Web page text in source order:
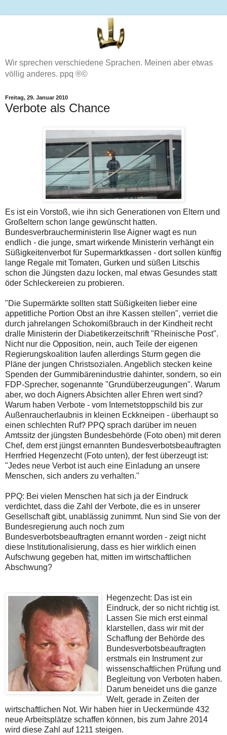
Wir sprechen verschiedene Sprachen. Meinen aber etwas
völlig anderes. ppq ®©
Freitag, 29. Januar 2010
Verbote als Chance
Es ist ein Vorstoß, wie ihn sich Generationen von Eltern und
Großeltern schon lange gewünscht hatten.
Bundesverbraucherministerin Ilse Aigner wagt es nun
endlich - die junge, smart wirkende Ministerin verhängt ein
Süßigkeitenverbot für Supermarktkassen - dort sollen künftig
lange Regale mit Tomaten, Gurken und süßen Litschis
schon die Jüngsten dazu locken, mal etwas Gesundes statt
öder Schleckereien zu probieren.
"Die Supermärkte sollten statt Süßigkeiten lieber eine
appetitliche Portion Obst an ihre Kassen stellen", verriet die
durch jahrelangen Schokomißbrauch in der Kindheit recht
dralle Ministerin der Diabetikerzeitschrift "Rheinische Post".
Nicht nur die Opposition, nein, auch Teile der eigenen
Regierungskoalition laufen allerdings Sturm gegen die
Pläne der jungen Christsozialen. Angeblich stecken keine
Spenden der Gummibärenindustrie dahinter, sondern, so ein
FDP-Sprecher, sogenannte "Grundüberzeugungen". Warum
aber, wo doch Aigners Absichten aller Ehren wert sind?
Warum haben Verbote - vom Internetstoppschild bis zur
Außenraucherlaubnis in kleinen Eckkneipen - überhaupt so
einen schlechten Ruf? PPQ sprach darüber im neuen
Amtssitz der jüngsten Bundesbehörde (Foto oben) mit deren
Chef, dem erst jüngst ernannten Bundesverbotsbeauftragten
Herrfried Hegenzecht (Foto unten), der fest überzeugt ist:
"Jedes neue Verbot ist auch eine Einladung an unsere
Menschen, sich anders zu verhalten."
PPQ: Bei vielen Menschen hat sich ja der Eindruck
verdichtet, dass die Zahl der Verbote, die es in unserer
Gesellschaft gibt, unablässig zunimmt. Nun sind Sie von der
Bundesregierung auch noch zum
Bundesverbotsbeauftragten ernannt worden - zeigt nicht
diese Institutionalisierung, dass es hier wirklich einen
Aufschwung gegeben hat, mitten im wirtschaftlichen
Abschwung?
Hegenzecht: Das ist ein
Eindruck, der so nicht richtig ist.
Lassen Sie mich erst einmal
klarstellen, dass wir mit der
Schaffung der Behörde des
Bundesverbotsbeauftragten
erstmals ein Instrument zur
wissenschaftlichen Prüfung und
Begleitung von Verboten haben.
Darum beneidet uns die ganze
Welt, gerade in Zeiten der
wirtschaftlichen Not. Wir haben hier in Ueckermünde 432
neue Arbeitsplätze schaffen können, bis zum Jahre 2014
wird diese Zahl auf 1211 steigen.